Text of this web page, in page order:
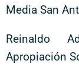
Media San
Reinaldo
Apropiación